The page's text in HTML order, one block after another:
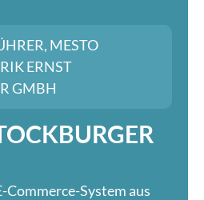
MESTO
ERNST
GMBH
Commerce-System aus